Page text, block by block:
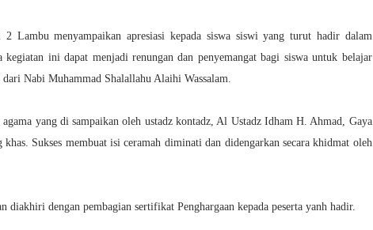
Lambu menyampaikan apresiasi kepada siswa siswi yang turut hadir dalam
kegiatan ini dapat menjadi renungan dan penyemangat bagi siswa untuk belajar
Nabi Muhammad Shalallahu Alaihi Wassalam.
agama yang di sampaikan oleh ustadz kontadz, Al Ustadz Idham H. Ahmad, Gaya
khas. Sukses membuat isi ceramah diminati dan didengarkan secara khidmat oleh
diakhiri dengan pembagian sertifikat Penghargaan kepada peserta yanh hadir.